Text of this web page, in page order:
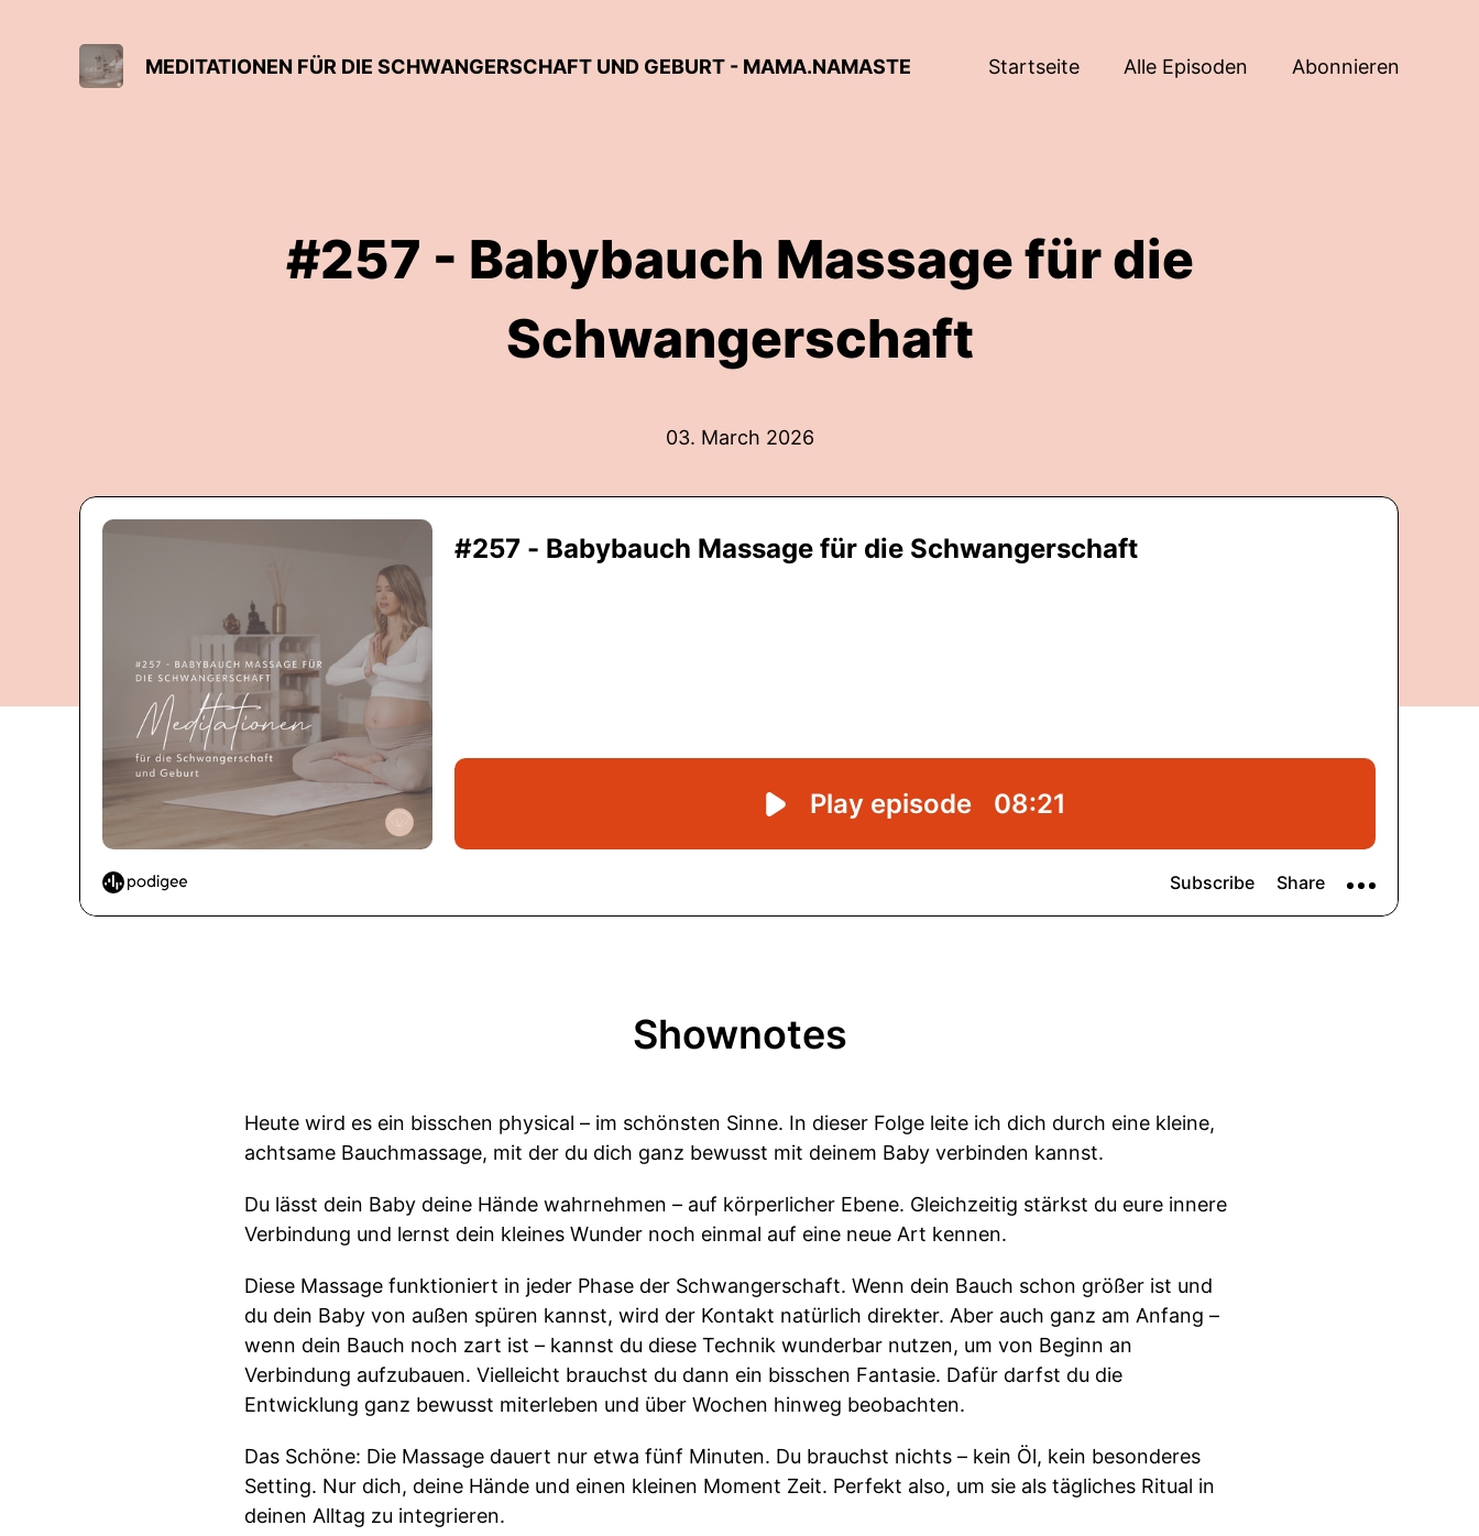
MEDITATIONEN FÜR DIE SCHWANGERSCHAFT UND GEBURT - MAMA.NAMASTE Startseite Alle Episoden Abonnieren
#257 - Babybauch Massage für die
Schwangerschaft
03. March 2026
Shownotes
Heute wird es ein bisschen physical – im schönsten Sinne. In dieser Folge leite ich dich durch eine kleine,
achtsame Bauchmassage, mit der du dich ganz bewusst mit deinem Baby verbinden kannst.
Du lässt dein Baby deine Hände wahrnehmen – auf körperlicher Ebene. Gleichzeitig stärkst du eure innere
Verbindung und lernst dein kleines Wunder noch einmal auf eine neue Art kennen.
Diese Massage funktioniert in jeder Phase der Schwangerschaft. Wenn dein Bauch schon größer ist und
du dein Baby von außen spüren kannst, wird der Kontakt natürlich direkter. Aber auch ganz am Anfang –
wenn dein Bauch noch zart ist – kannst du diese Technik wunderbar nutzen, um von Beginn an
Verbindung aufzubauen. Vielleicht brauchst du dann ein bisschen Fantasie. Dafür darfst du die
Entwicklung ganz bewusst miterleben und über Wochen hinweg beobachten.
Das Schöne: Die Massage dauert nur etwa fünf Minuten. Du brauchst nichts – kein Öl, kein besonderes
Setting. Nur dich, deine Hände und einen kleinen Moment Zeit. Perfekt also, um sie als tägliches Ritual in
deinen Alltag zu integrieren.